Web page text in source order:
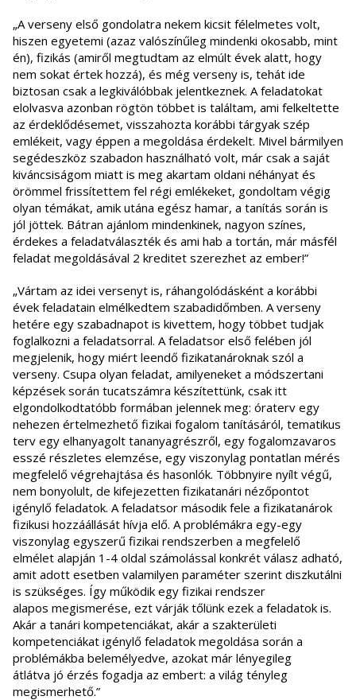
„A verseny első gondolatra nekem kicsit félelmetes volt,
hiszen egyetemi (azaz valószínűleg mindenki okosabb, mint
én), fizikás (amiről megtudtam az elmúlt évek alatt, hogy
nem sokat értek hozzá), és még verseny is, tehát ide
biztosan csak a legkiválóbbak jelentkeznek. A feladatokat
elolvasva azonban rögtön többet is találtam, ami felkeltette
az érdeklődésemet, visszahozta korábbi tárgyak szép
emlékeit, vagy éppen a megoldása érdekelt. Mivel bármilyen
segédeszköz szabadon használható volt, már csak a saját
kiváncsiságom miatt is meg akartam oldani néhányat és
örömmel frissítettem fel régi emlékeket, gondoltam végig
olyan témákat, amik utána egész hamar, a tanítás során is
jól jöttek. Bátran ajánlom mindenkinek, nagyon színes,
érdekes a feladatválaszték és ami hab a tortán, már másfél
feladat megoldásával 2 kreditet szerezhet az ember!”
„Vártam az idei versenyt is, ráhangolódásként a korábbi
évek feladatain elmélkedtem szabadidőmben. A verseny
hetére egy szabadnapot is kivettem, hogy többet tudjak
foglalkozni a feladatsorral. A feladatsor első felében jól
megjelenik, hogy miért leendő fizikatanároknak szól a
verseny. Csupa olyan feladat, amilyeneket a módszertani
képzések során tucatszámra készítettünk, csak itt
elgondolkodtatóbb formában jelennek meg: óraterv egy
nehezen értelmezhető fizikai fogalom tanításáról, tematikus
terv egy elhanyagolt tananyagrészről, egy fogalomzavaros
esszé részletes elemzése, egy viszonylag pontatlan mérés
megfelelő végrehajtása és hasonlók. Többnyire nyílt végű,
nem bonyolult, de kifejezetten fizikatanári nézőpontot
igénylő feladatok. A feladatsor második fele a fizikatanárok
fizikusi hozzáállását hívja elő. A problémákra egy-egy
viszonylag egyszerű fizikai rendszerben a megfelelő
elmélet alapján 1-4 oldal számolással konkrét válasz adható,
amit adott esetben valamilyen paraméter szerint diszkutálni
is szükséges. Így működik egy fizikai rendszer
alapos megismerése, ezt várják tőlünk ezek a feladatok is.
Akár a tanári kompetenciákat, akár a szakterületi
kompetenciákat igénylő feladatok megoldása során a
problémákba belemélyedve, azokat már lényegileg
átlátva jó érzés fogadja az embert: a világ tényleg
megismerhető.”